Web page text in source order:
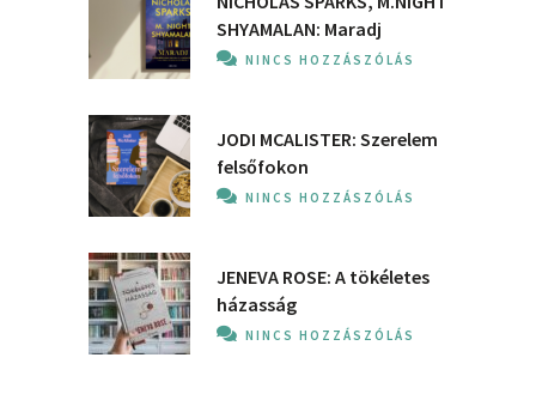
SHYAMALAN: Maradj
NINCS HOZZÁSZÓLÁS
JODI MCALISTER: Szerelem
felsőfokon
NINCS HOZZÁSZÓLÁS
JENEVA ROSE: A ​tökéletes
házasság
NINCS HOZZÁSZÓLÁS